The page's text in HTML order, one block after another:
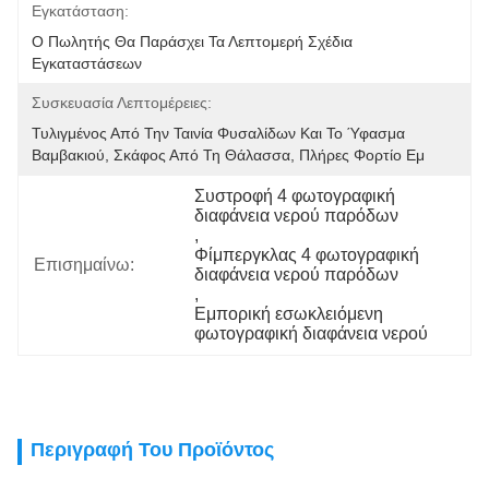
Εγκατάσταση:
Ο Πωλητής Θα Παράσχει Τα Λεπτομερή Σχέδια
Εγκαταστάσεων
Συσκευασία Λεπτομέρειες:
Τυλιγμένος Από Την Ταινία Φυσαλίδων Και Το Ύφασμα
Βαμβακιού, Σκάφος Από Τη Θάλασσα, Πλήρες Φορτίο Εμ
Επισημαίνω:
Συστροφή 4 φωτογραφική
διαφάνεια νερού παρόδων
,
Φίμπεργκλας 4 φωτογραφική
διαφάνεια νερού παρόδων
,
Εμπορική εσωκλειόμενη
φωτογραφική διαφάνεια νερού
Περιγραφή Του Προϊόντος